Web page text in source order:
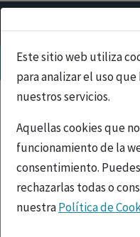
Este sitio web utiliza
para analizar el uso
nuestros servicios.
Aquellas cookies que
funcionamiento de la
consentimiento.
rechazarlas todas o
nuestraPolítica de